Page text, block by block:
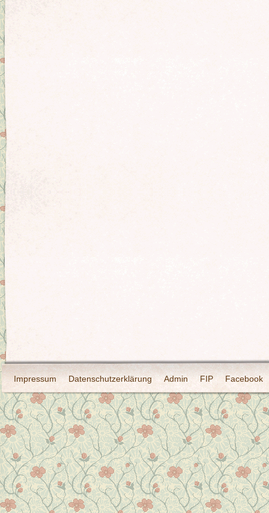
Impressum Datenschutzerklärung Admin FIP Facebook